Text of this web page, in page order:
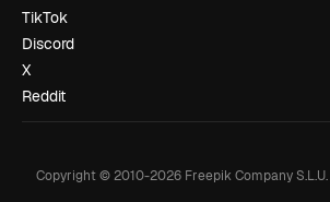
TikTok
Discord
X
Reddit
Copyright © 2010-2026Freepik Company S.L.U.